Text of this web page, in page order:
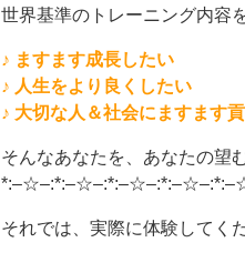
世界基準のトレーニング内容
♪ ますます成長したい
♪ 人生をより良くしたい
♪ 大切な人＆社会にますます
そんなあなたを、あなたの望
それでは、実際に体験してく